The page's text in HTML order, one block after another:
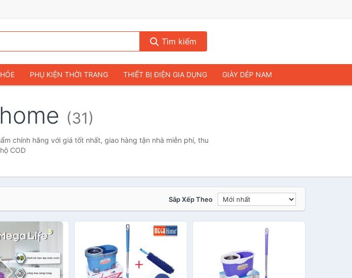
Tìm kiếm
PHỤ KIỆN THỜI TRANG THIẾT BỊ ĐIỆN GIA DỤNG GIÀY DÉP NAM
GAMING & CONSOLE CAMERAS & FLYCAM
MÔ TÔ, XE MÁY SÁCH & TẠP CHÍ MÁY TÍNH & LAPTOP
(31)
chính hãng với giá tốt nhất, giao hàng tận nhà miễn phí, thu
hộ COD
Sắp Xếp Theo